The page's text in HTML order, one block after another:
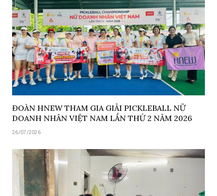
ĐOÀN HNEW THAM GIA GIẢI PICKLEBALL NỮ
DOANH NHÂN VIỆT NAM LẦN THỨ 2 NĂM 2026
26/07/2026